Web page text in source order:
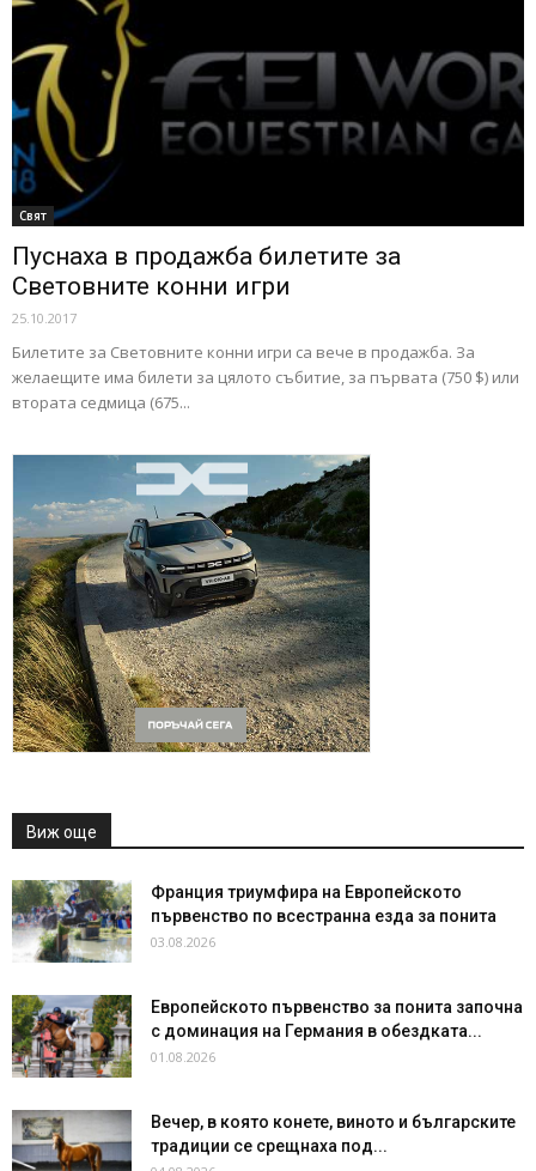
Свят
Пуснаха в продажба билетите за
Световните конни игри
25.10.2017
Билетите за Световните конни игри са вече в продажба. За
желаещите има билети за цялото събитие, за първата (750 $) или
втората седмица (675...
Виж още
Франция триумфира на Европейското
първенство по всестранна езда за понита
03.08.2026
Европейското първенство за понита започна
с доминация на Германия в обездката...
01.08.2026
Вечер, в която конете, виното и българските
традиции се срещнаха под...